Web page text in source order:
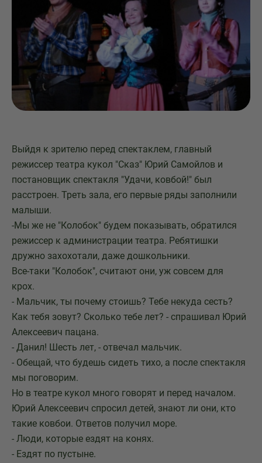
Выйдя к зрителю перед спектаклем, главный
режиссер театра кукол "Сказ" Юрий Самойлов и
постановщик спектакля "Удачи, ковбой!" был
расстроен. Треть зала, его первые ряды заполнили
малыши.
-Мы же не "Колобок" будем показывать, обратился
режиссер к администрации театра. Ребятишки
дружно захохотали, даже дошкольники.
Все-таки "Колобок", считают они, уж совсем для
крох.
- Мальчик, ты почему стоишь? Тебе некуда сесть?
Как тебя зовут? Сколько тебе лет? - спрашивал Юрий
Алексеевич пацана.
- Данил! Шесть лет, - отвечал мальчик.
- Обещай, что будешь сидеть тихо, а после спектакля
мы поговорим.
Но в театре кукол много говорят и перед началом.
Юрий Алексеевич спросил детей, знают ли они, кто
такие ковбои. Ответов получил море.
- Люди, которые ездят на конях.
- Ездят по пустыне.